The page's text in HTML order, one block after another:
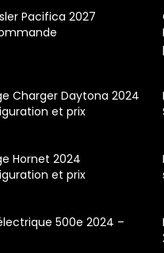
Pacifica 2027
Charger Daytona 2024
et prix
Hornet 2024
et prix
500e 2024 –